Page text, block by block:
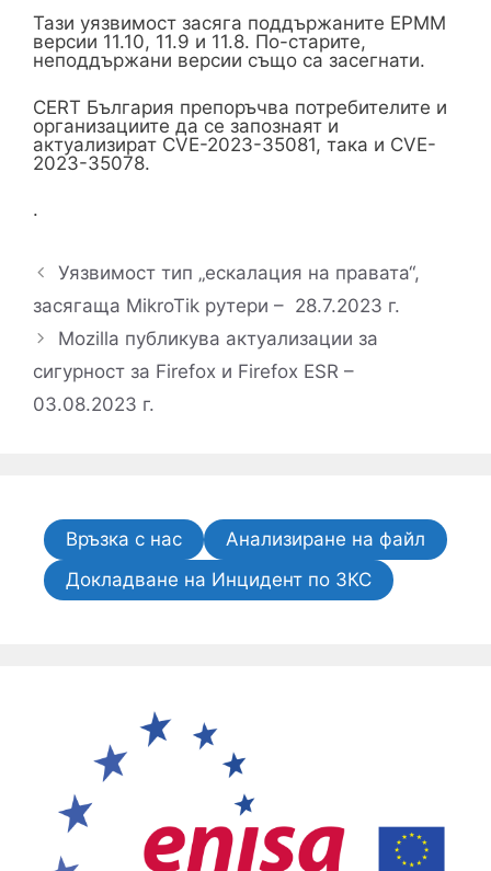
Тази уязвимост засяга поддържаните EPMM
версии 11.10, 11.9 и 11.8. По-старите,
неподдържани версии също са засегнати.
CERT България препоръчва потребителите и
организациите да се запознаят и
актуализират CVE-2023-35081, така и CVE-
2023-35078.
.
Уязвимост тип „ескалация на правата“,
засягаща MikroTik рутери – 28.7.2023 г.
Mozilla публикува актуализации за
сигурност за Firefox и Firefox ESR –
03.08.2023 г.
Връзка с нас
Анализиране на файл
Докладване на Инцидент по ЗКС